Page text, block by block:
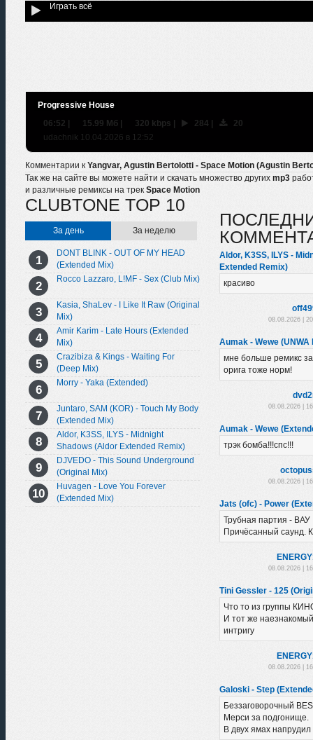
Играть всё
Progressive House
06:52 | 15.99 Мб | 320 kbps | 284 |
20
udachnik 10.04.2026 в 12:52
Комментарии к Yangvar, Agustin Bertolotti - Space Motion (Agustin
Так же на сайте вы можете найти и скачать множество других mp3
и различные ремиксы на трек Space Motion
CLUBTONE TOP 10
За день За неделю
DONT BLINK - OUT OF MY HEAD
(Extended Mix)
Rocco Lazzaro, L!MF - Sex (Club Mix)
Kasia, ShaLev - I Like It Raw (Original
Mix)
Amir Karim - Late Hours (Extended
Mix)
Crazibiza & Kings - Waiting For
(Deep Mix)
Morry - Yaka (Extended)
Juntaro, SAM (KOR) - Touch My Body
(Extended Mix)
Aldor, K3SS, ILYS - Midnight
Shadows (Aldor Extended Remix)
DJVEDO - This Sound Underground
(Original Mix)
Huvagen - Love You Forever
(Extended Mix)
Aldor, K3SS, ILYS -
Extended Remix)
красиво
08.08.2026 |
Aumak - Wewe
мне больше ремикс
орига тоже норм!
08.08.2026 |
Aumak - Wewe
трэк бомба!!!спс!!!
08.08.2026 |
Jats (ofc) - Power
Трубная партия - ВАУ
Причёсанный саунд.
08.08.2026 |
Tini Gessler - 125
Что то из группы
И тот же
интригу
08.08.2026 |
Galoski - Step
Беззаговорочный
Мерси за подгонище.
В двух ямах напрудил